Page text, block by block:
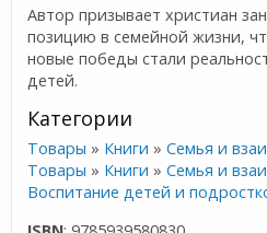
Автор призывает христиан
позицию в се­мейной жизни,
новые победы стали
детей.
Категории
Товары » Книги »Семья и
Товары » Книги »Семья и
Воспитание детей и